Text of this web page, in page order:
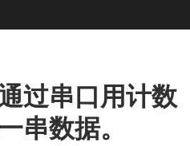
过串口用计数
串数据。